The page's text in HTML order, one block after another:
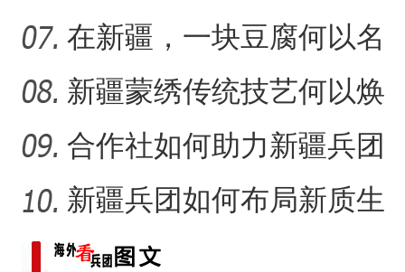
特
敢者运动”？
在新疆，一块豆腐何以名
扬千里？
新疆蒙绣传统技艺何以焕
发生机？
合作社如何助力新疆兵团
民众“花样”增收？
新疆兵团如何布局新质生
产力的发展？